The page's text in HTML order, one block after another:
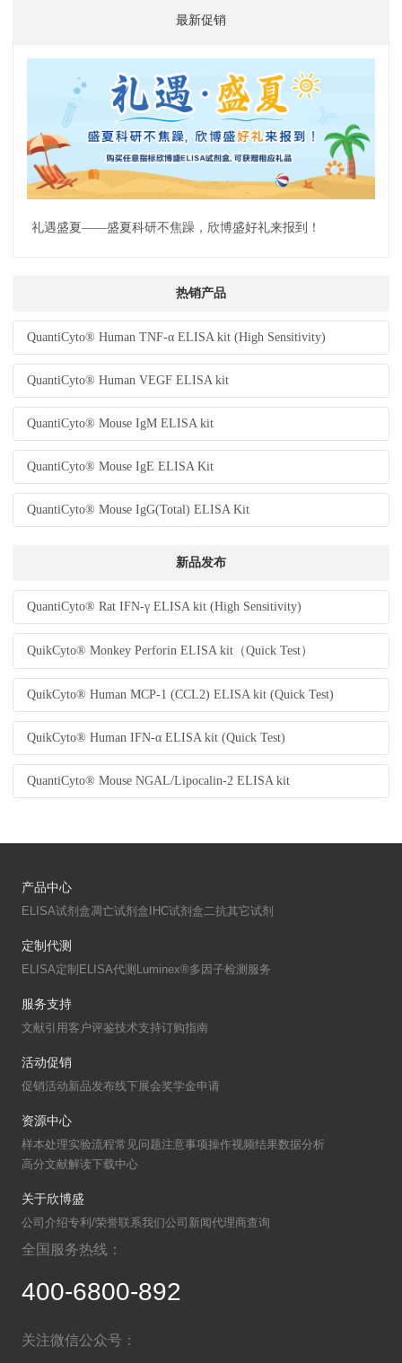
最新促销
礼遇盛夏——盛夏科研不焦躁，欣博盛好礼来报到！
热销产品
QuantiCyto® Human TNF-α ELISA kit (High Sensitivity)
QuantiCyto® Human VEGF ELISA kit
QuantiCyto® Mouse IgM ELISA kit
QuantiCyto® Mouse IgE ELISA Kit
QuantiCyto® Mouse IgG(Total) ELISA Kit
新品发布
QuantiCyto® Rat IFN-γ ELISA kit (High Sensitivity)
QuikCyto® Monkey Perforin ELISA kit（Quick Test）
QuikCyto® Human MCP-1 (CCL2) ELISA kit (Quick Test)
QuikCyto® Human IFN-α ELISA kit (Quick Test)
QuantiCyto® Mouse NGAL/Lipocalin-2 ELISA kit
产品中心
ELISA试剂盒凋亡试剂盒 IHC试剂盒二抗其它试剂
定制代测
ELISA定制 ELISA代测 Luminex®多因子检测服务
服务支持
文献引用客户评鉴技术支持订购指南
活动促销
促销活动新品发布线下展会奖学金申请
资源中心
样本处理实验流程常见问题注意事项操作视频结果数据分析
高分文献解读下载中心
关于欣博盛
公司介绍专利/荣誉联系我们公司新闻代理商查询
全国服务热线：
400-6800-892
关注微信公众号：